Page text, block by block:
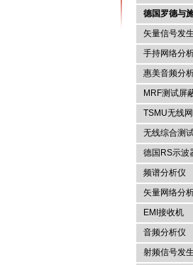
南京咏仪电
德国罗德与
矢量信号发
手持网络分
惠美音频分
MRF测试屏
TSMU无线
无线综合测
德国RS示波
频谱分析仪
矢量网络分
EMI接收机
音频分析仪
射频信号发